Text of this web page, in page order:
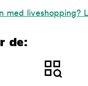
med liveshopping?
de: